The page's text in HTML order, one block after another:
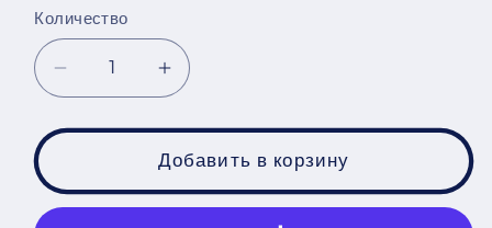
Количество
Уменьшить
количество
Handkerchief
size
Small
Увеличить
количество
Handkerchief
tunic
size
Small
Добавить в корзину